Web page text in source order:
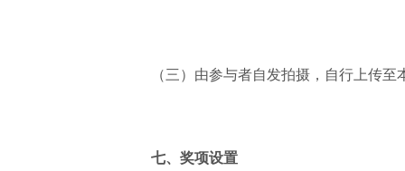
（三）由参与者自发拍摄，自行上传至本
七、奖项设置